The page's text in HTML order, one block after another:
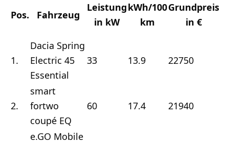
Pos. Fahrzeug
Leistung
in kW
kWh/100
km
Grundpreis
in €
1.
Dacia Spring
Electric 45
Essential
33 13.9 22750
2.
smart
fortwo
coupé EQ
60 17.4 21940
e.GO Mobile